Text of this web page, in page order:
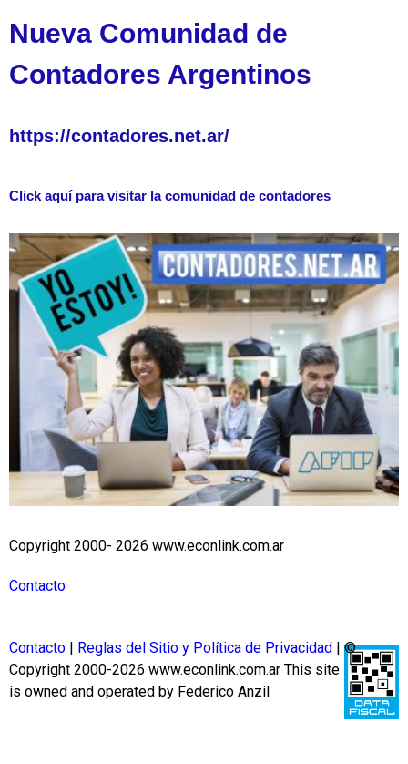
Nueva Comunidad de
Contadores Argentinos
https://contadores.net.ar/
Click aquí para visitar la comunidad de contadores
Copyright 2000- 2026 www.econlink.com.ar
Contacto
Contacto | Reglas del Sitio y Política de Privacidad | ©
Copyright 2000-2026 www.econlink.com.ar This site
is owned and operated by Federico Anzil